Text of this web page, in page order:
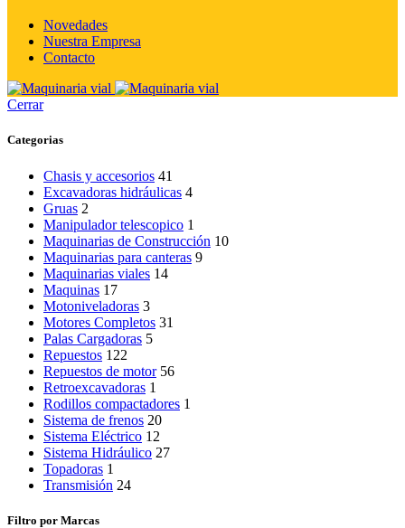
Novedades
Nuestra Empresa
Contacto
Cerrar
Categorias
Chasis y accesorios 41
Excavadoras hidráulicas 4
Gruas 2
Manipulador telescopico 1
Maquinarias de Construcción 10
Maquinarias para canteras 9
Maquinarias viales 14
Maquinas 17
Motoniveladoras 3
Motores Completos 31
Palas Cargadoras 5
Repuestos 122
Repuestos de motor 56
Retroexcavadoras 1
Rodillos compactadores 1
Sistema de frenos 20
Sistema Eléctrico 12
Sistema Hidráulico 27
Topadoras 1
Transmisión 24
Filtro por Marcas